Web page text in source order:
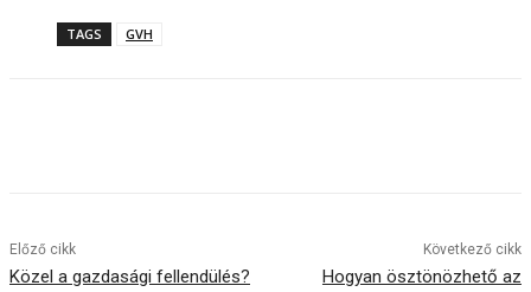
TAGS GVH
Előző cikk
Közel a gazdasági fellendülés?
Következő cikk
Hogyan ösztönözhető az